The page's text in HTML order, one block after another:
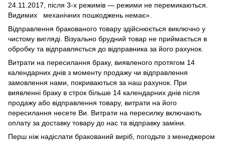
24.11.2017, після 3-х режимів — режими не перемикаються.
Видимих механічних пошкоджень немає».
Відправлення бракованого товару здійснюється виключно у
чистому вигляді. Візуально брудний товар не приймається в
обробку та відправляється до відправника за його рахунок.
Витрати на пересилання браку, виявленого протягом 14
календарних днів з моменту продажу чи відправлення
замовлення нами, покриваються за наш рахунок. При
виявленні браку в строк більше 14 календарних днів після
продажу або відправлення товару, витрати на його
пересилання несете Ви. Витрати на пересилку включають
оплату за доставку товару до нас та відправку заміни.
Перш ніж надіслати бракований виріб, погодьте з менеджером